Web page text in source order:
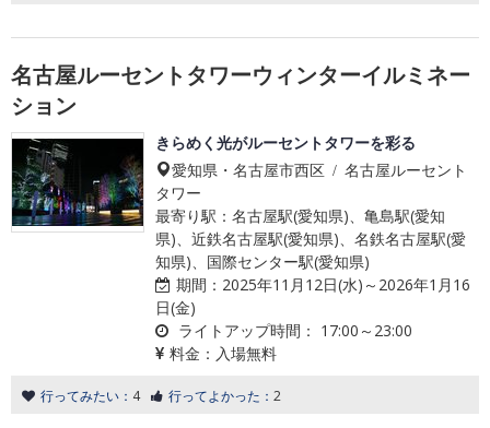
名古屋ルーセントタワーウィンターイルミネー
ション
きらめく光がルーセントタワーを彩る
愛知県・名古屋市西区 / 名古屋ルーセント
タワー
最寄り駅：名古屋駅(愛知県)、亀島駅(愛知
県)、近鉄名古屋駅(愛知県)、名鉄名古屋駅(愛
知県)、国際センター駅(愛知県)
期間： 2025年11月12日(水)～2026年1月16
日(金)
ライトアップ時間： 17:00～23:00
料金： 入場無料
行ってみたい： 4 行ってよかった： 2